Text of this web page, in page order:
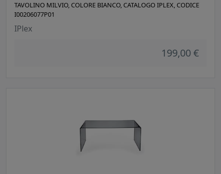
TAVOLINO MILVIO, COLORE BIANCO, CATALOGO IPLEX, CODICE
I00206077P01
IPlex
199,00 €